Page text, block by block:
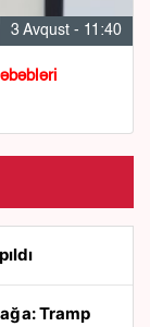
3 Avqust - 11:40